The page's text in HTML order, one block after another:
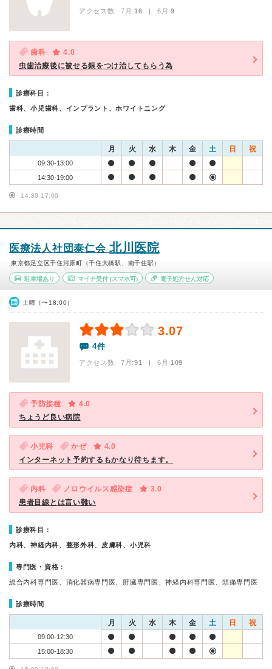
アクセス数 7月:16 | 6月:9
歯科
4.0
虫歯治療後に被せる銀をつけ治してもらう為
診療科目：
歯科、小児歯科、インプラント、ホワイトニング
診療時間
月 火 水 木 金 土 日 祝
09:30-13:00
14:30-19:00
14:30-17:00
医療法人社団泰仁会 北川医院
東京都足立区千住河原町（千住大橋駅、南千住駅）
駐車場あり マイナ受付(スマホ可) 電子処方せん対応
土曜（〜18:00）
3.07
4件
アクセス数 7月:91 | 6月:109
予防接種
4.0
ちょうど良い病院
小児科 かぜ
4.0
インターネット予約するもかなり待ちます。
内科 ノロウイルス感染症
3.0
患者目線とは言い難い
診療科目：
内科、神経内科、整形外科、皮膚科、小児科
専門医・資格：
総合内科専門医、消化器病専門医、肝臓専門医、神経内科専門医、頭痛専門医
診療時間
月 火 水 木 金 土 日 祝
09:00-12:30
15:00-18:30